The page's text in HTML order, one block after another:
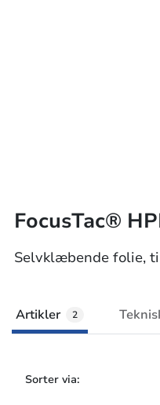
FocusTac®
Selvklæbende folie,
Artikler 2
Sorter via: